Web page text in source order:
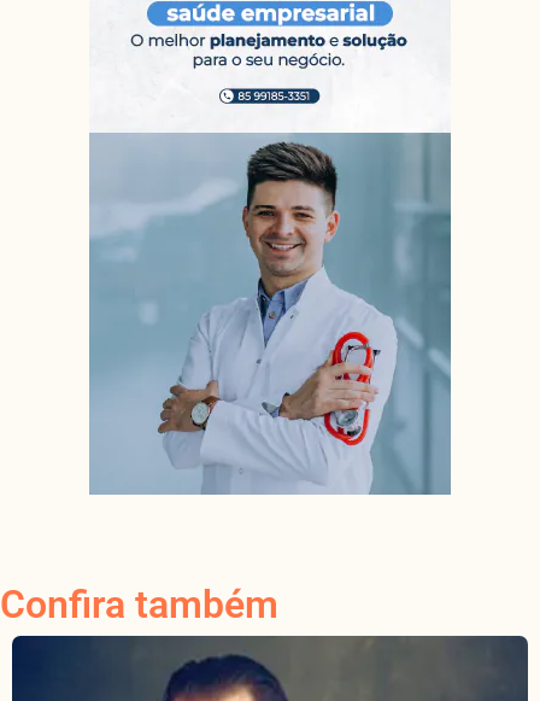
Confira também